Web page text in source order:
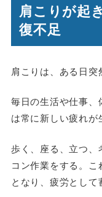
肩こりが起
復不足
肩こりは、ある日突
毎日の生活や仕事、
は常に新しい疲れが
歩く、座る、立つ、
コン作業をする。
となり、疲労として